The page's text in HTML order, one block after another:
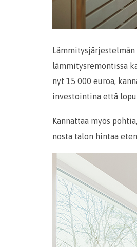
lämmitysremontissa
nyt 15 000 euroa,
investointina että
Kannattaa myös
nosta talon hintaa